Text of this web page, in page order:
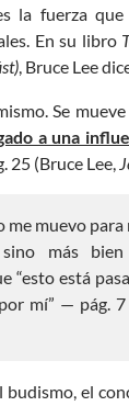
la fuerza que
En su libro
, Bruce Lee
Se
a una
25 (Bruce Lee,
muevo para
sino más
“esto está
mí” — pág. 7
el